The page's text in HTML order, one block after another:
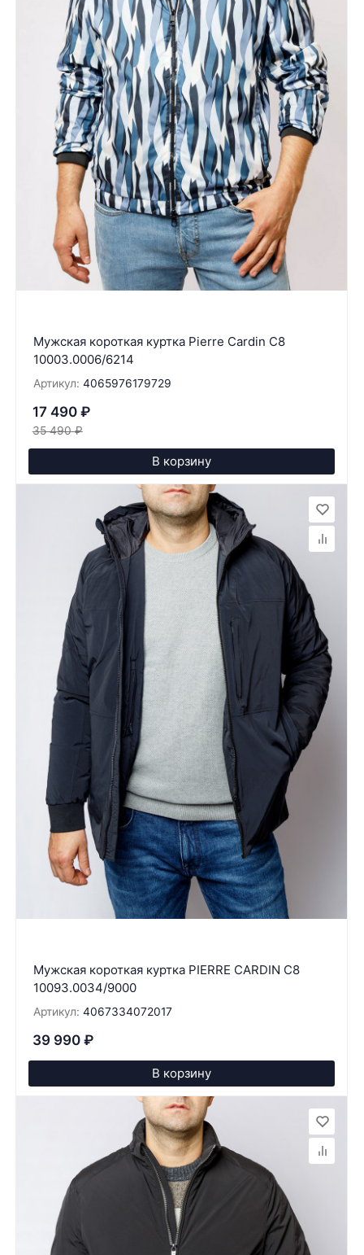
Мужская короткая куртка Pierre Cardin C8
10003.0006/6214
Артикул: 4065976179729
17 490 ₽
35 490 ₽
В корзину
Мужская короткая куртка PIERRE CARDIN C8
10093.0034/9000
Артикул: 4067334072017
39 990 ₽
В корзину